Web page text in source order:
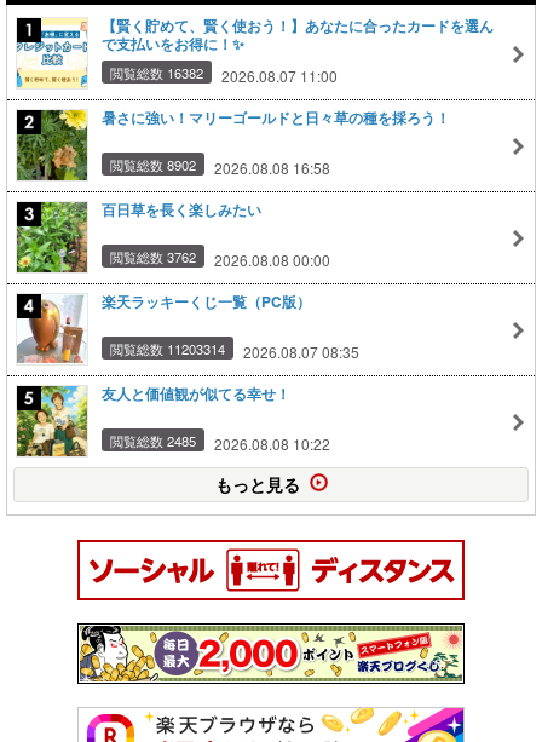
【賢く貯めて、賢く使おう！】あなたに合ったカードを選ん
で支払いをお得に！✨
閲覧総数 16382 2026.08.07 11:00
暑さに強い！マリーゴールドと日々草の種を採ろう！
閲覧総数 8902 2026.08.08 16:58
百日草を長く楽しみたい
閲覧総数 3762 2026.08.08 00:00
楽天ラッキーくじ一覧（PC版）
閲覧総数 11203314 2026.08.07 08:35
友人と価値観が似てる幸せ！
閲覧総数 2485 2026.08.08 10:22
もっと見る